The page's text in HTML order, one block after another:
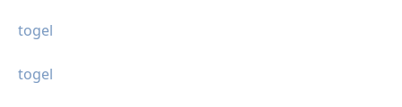
togel
togel